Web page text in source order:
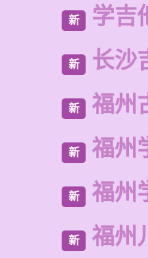
新 学吉
新 长沙
新 福州
新 福州
新 福州
新 福州